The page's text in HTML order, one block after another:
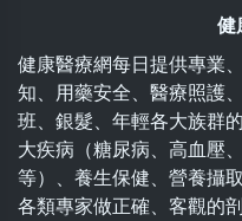
健
健康醫療網每日提供專業
知、用藥安全、醫療照護
班、銀髮、年輕各大族群
大疾病（糖尿病、高血壓
等）、養生保健、營養攝
各類專家做正確、客觀的